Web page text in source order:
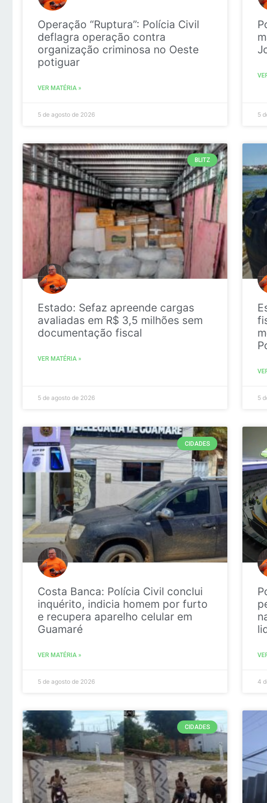
Operação “Ruptura”: Polícia Civil
deflagra operação contra
organização criminosa no Oeste
potiguar
VER MATÉRIA »
5 de agosto de 2026 5
BLITZ
Estado: Sefaz apreende cargas
avaliadas em R$ 3,5 milhões sem
documentação fiscal
VER MATÉRIA »
5 de agosto de 2026 5
CIDADES
Costa Banca: Polícia Civil conclui
inquérito, indicia homem por furto
e recupera aparelho celular em
Guamaré
VER MATÉRIA »
5 de agosto de 2026 4
CIDADES